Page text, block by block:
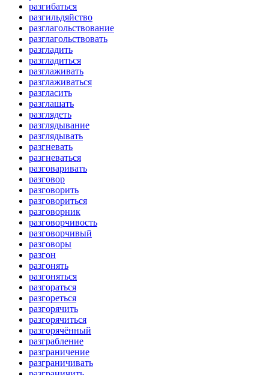
разгибаться
разгильдяйство
разглагольствование
разглагольствовать
разгладить
разгладиться
разглаживать
разглаживаться
разгласить
разглашать
разглядеть
разглядывание
разглядывать
разгневать
разгневаться
разговаривать
разговор
разговорить
разговориться
разговорник
разговорчивость
разговорчивый
разговоры
разгон
разгонять
разгоняться
разгораться
разгореться
разгорячить
разгорячиться
разгорячённый
разграбление
разграничение
разграничивать